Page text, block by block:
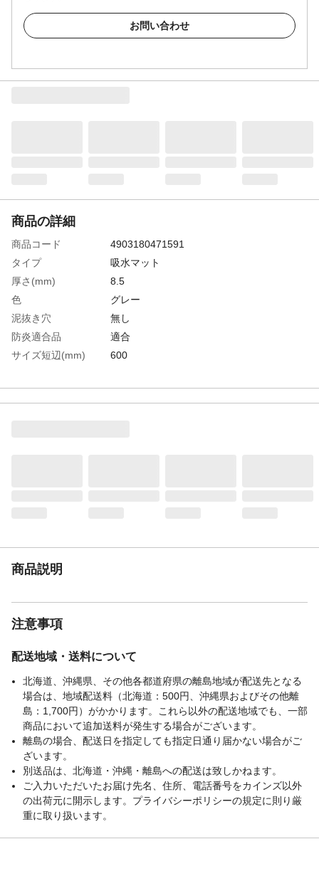
お問い合わせ
商品の詳細
商品コード
4903180471591
タイプ
吸水マット
厚さ(mm)
8.5
色
グレー
泥抜き穴
無し
防炎適合品
適合
サイズ短辺(mm)
600
生産国
日本
商品説明
注意事項
配送地域・送料について
北海道、沖縄県、その他各都道府県の離島地域が配送先となる
場合は、地域配送料（北海道：500円、沖縄県およびその他離
島：1,700円）がかかります。これら以外の配送地域でも、一部
商品において追加送料が発生する場合がございます。
離島の場合、配送日を指定しても指定日通り届かない場合がご
ざいます。
別送品は、北海道・沖縄・離島への配送は致しかねます。
ご入力いただいたお届け先名、住所、電話番号をカインズ以外
の出荷元に開示します。プライバシーポリシーの規定に則り厳
重に取り扱います。